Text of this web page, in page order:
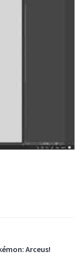
Arceus!